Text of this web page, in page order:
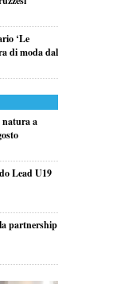
‘Le
di moda dal
natura a
Lead U19
partnership